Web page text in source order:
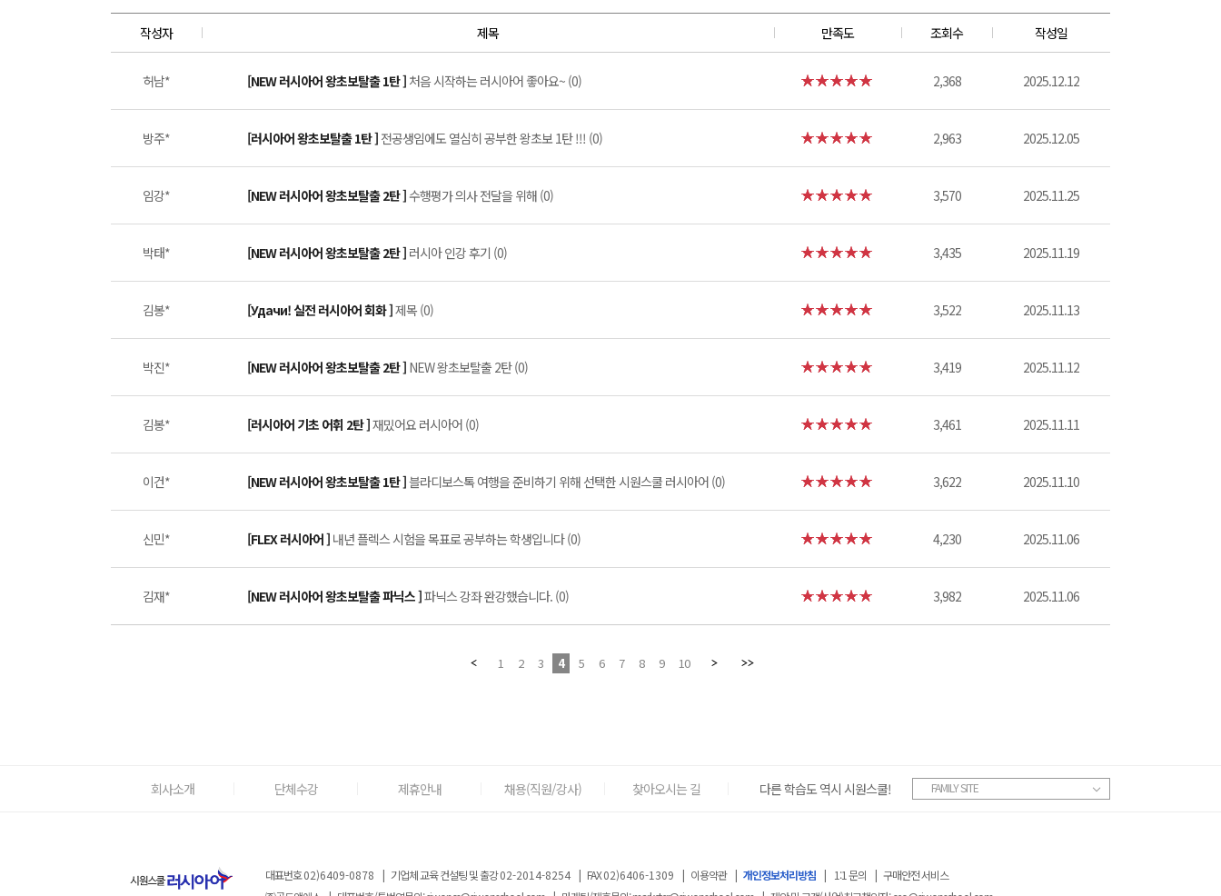
작성자 제목 만족도 조회수 작성일
허남* [NEW 러시아어 왕초보탈출 1탄 ] 처음 시작하는 러시아어 좋아요~ (0) 2,368 2025.12.12
방주* [러시아어 왕초보탈출 1탄 ] 전공생임에도 열심히 공부한 왕초보 1탄 !!! (0) 2,963 2025.12.05
임강* [NEW 러시아어 왕초보탈출 2탄 ]수행평가 의사 전달을 위해 (0) 3,570 2025.11.25
박태* [NEW 러시아어 왕초보탈출 2탄 ] 러시아 인강 후기 (0) 3,435 2025.11.19
김봉* [Удачи! 실전 러시아어 회화 ]제목 (0) 3,522 2025.11.13
박진* [NEW 러시아어 왕초보탈출 2탄 ] NEW 왕초보탈출 2탄 (0) 3,419 2025.11.12
김봉* [러시아어 기초 어휘 2탄 ]재밌어요 러시아어 (0) 3,461 2025.11.11
이건* [NEW 러시아어 왕초보탈출 1탄 ]블라디보스톡 여행을 준비하기 위해 선택한 시원스쿨 러시아어 (0) 3,622 2025.11.10
신민* [FLEX 러시아어 ] 내년 플렉스 시험을 목표로 공부하는 학생입니다 (0) 4,230 2025.11.06
김재* [NEW 러시아어 왕초보탈출 파닉스 ]파닉스 강좌 완강했습니다. (0) 3,982 2025.11.06
1 2 3 4 5 6 7 8 9 10
회사소개 단체수강 제휴안내 채용(직원/강사) 찾아오시는 길 다른 학습도 역시 시원스쿨! FAMILY SITE
대표번호02)6409-0878 | 기업체 교육 컨설팅 및 출강02-2014-8254 | FAX02)6406-1309 | 이용약관 | 개인정보처리방침 | 1:1 문의 | 구매안전 서비스